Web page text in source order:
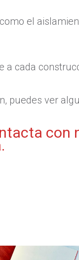
el
a cada
puedes ver
con